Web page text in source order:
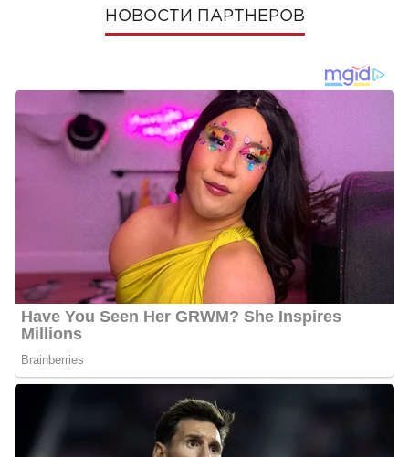
НОВОСТИ ПАРТНЕРОВ